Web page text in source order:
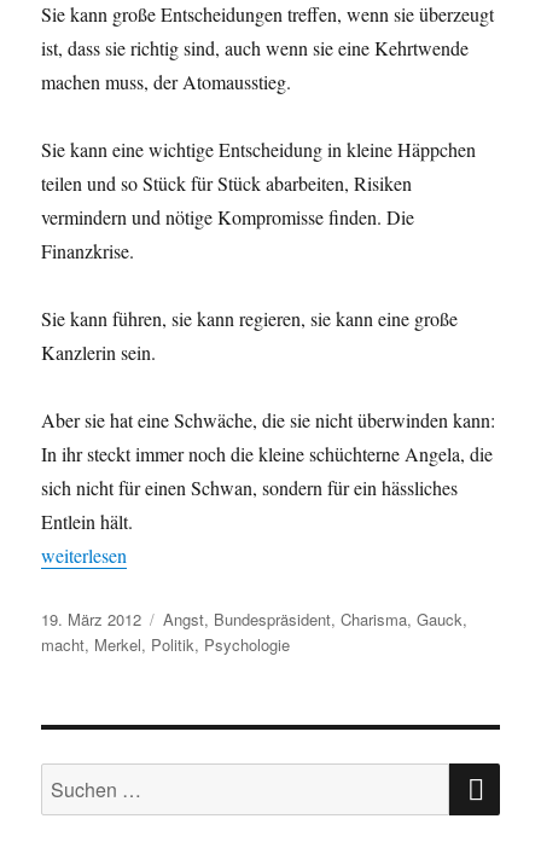
Sie kann große Entscheidungen treffen, wenn sie überzeugt
ist, dass sie richtig sind, auch wenn sie eine Kehrtwende
machen muss, der Atomausstieg.
Sie kann eine wichtige Entscheidung in kleine Häppchen
teilen und so Stück für Stück abarbeiten, Risiken
vermindern und nötige Kompromisse finden. Die
Finanzkrise.
Sie kann führen, sie kann regieren, sie kann eine große
Kanzlerin sein.
Aber sie hat eine Schwäche, die sie nicht überwinden kann:
In ihr steckt immer noch die kleine schüchterne Angela, die
sich nicht für einen Schwan, sondern für ein hässliches
Entlein hält.
„Merkel, Gauck oder die Chance auf ein Traumduo“
weiterlesen
Veröffentlicht
am
19. März 2012 Schlagwörter
Angst, Bundespräsident,Charisma,Gauck,
macht, Merkel, Politik, Psychologie
Suchen
nach: